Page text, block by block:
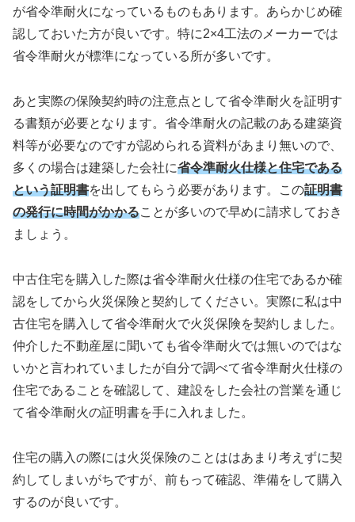
が省令準耐火になっているものもあります。あらかじめ確
認しておいた方が良いです。特に2×4工法のメーカーでは
省令準耐火が標準になっている所が多いです。
あと実際の保険契約時の注意点として省令準耐火を証明す
る書類が必要となります。省令準耐火の記載のある建築資
料等が必要なのですが認められる資料があまり無いので、
多くの場合は建築した会社に省令準耐火仕様と住宅である
という証明書を出してもらう必要があります。この証明書
の発行に時間がかかることが多いので早めに請求しておき
ましょう。
中古住宅を購入した際は省令準耐火仕様の住宅であるか確
認をしてから火災保険と契約してください。実際に私は中
古住宅を購入して省令準耐火で火災保険を契約しました。
仲介した不動産屋に聞いても省令準耐火では無いのではな
いかと言われていましたが自分で調べて省令準耐火仕様の
住宅であることを確認して、建設をした会社の営業を通じ
て省令準耐火の証明書を手に入れました。
住宅の購入の際には火災保険のことははあまり考えずに契
約してしまいがちですが、前もって確認、準備をして購入
するのが良いです。